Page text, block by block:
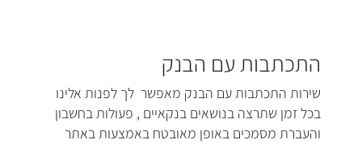
התכתבות עם הבנק
שירות התכתבות עם הבנק מאפשר לך לפנות אלינו
בכל זמן שתרצה בנושאים בנקאיים , פעולות בחשבון
והעברת מסמכים באופן מאובטח באמצעות באתר